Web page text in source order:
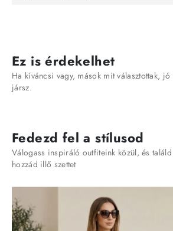
Ez is érdekelhet
Ha kíváncsi vagy, mások mit választottak, jó
jársz.
Fedezd fel a stílusod
Válogass inspiráló outfiteink közül, és
hozzád illő szettet